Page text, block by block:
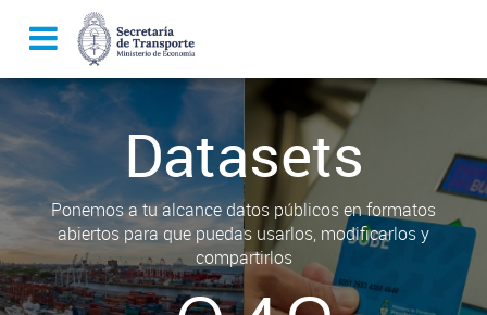
Datasets
Ponemos a tu alcance datos públicos en formatos
abiertos para que puedas usarlos, modificarlos y
compartirlos